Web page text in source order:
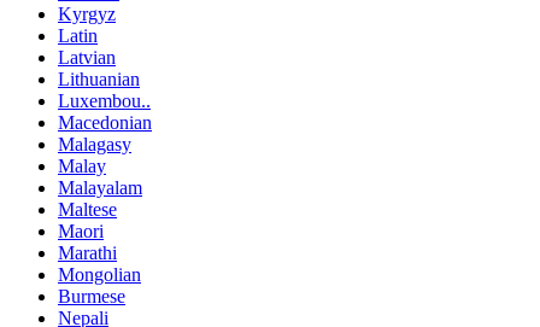
Kyrgyz
Latin
Latvian
Lithuanian
Luxembou..
Macedonian
Malagasy
Malay
Malayalam
Maltese
Maori
Marathi
Mongolian
Burmese
Nepali